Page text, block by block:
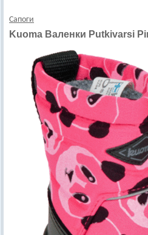
Сапоги
Kuoma Валенки Putkivarsi